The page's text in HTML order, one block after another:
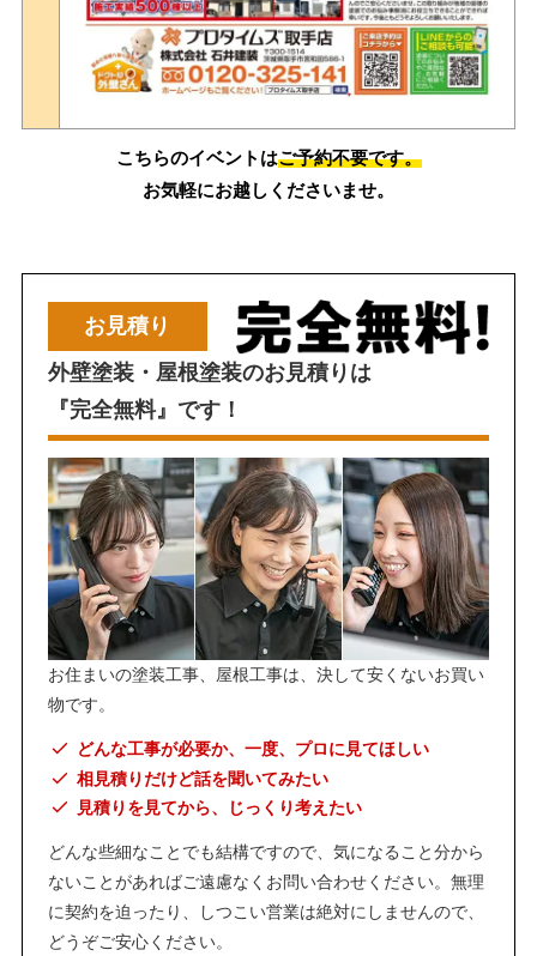
こちらのイベントはご予約不要です。
お気軽にお越しくださいませ。
お見積り
外壁塗装・屋根塗装のお見積りは
『完全無料』です！
お住まいの塗装工事、屋根工事は、決して安くないお買い
物です。
どんな工事が必要か、一度、プロに見てほしい
相見積りだけど話を聞いてみたい
見積りを見てから、じっくり考えたい
どんな些細なことでも結構ですので、気になること分から
ないことがあればご遠慮なくお問い合わせください。無理
に契約を迫ったり、しつこい営業は絶対にしませんので、
どうぞご安心ください。